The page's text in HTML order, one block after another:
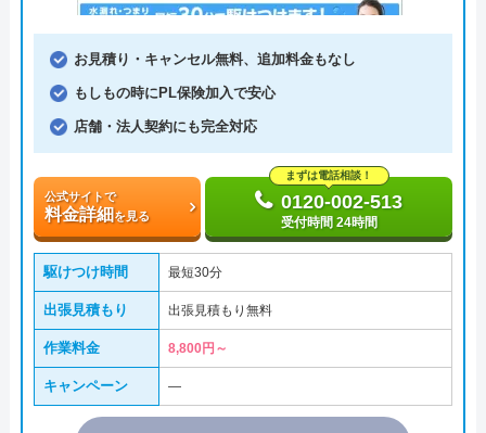
お見積り・キャンセル無料、追加料金もなし
もしもの時にPL保険加入で安心
店舗・法人契約にも完全対応
公式サイトで
料金詳細を見る
まずは電話相談！
0120-002-513
受付時間 24時間
駆けつけ時間 最短30分
出張見積もり 出張見積もり無料
作業料金 8,800円～
キャンペーン ―